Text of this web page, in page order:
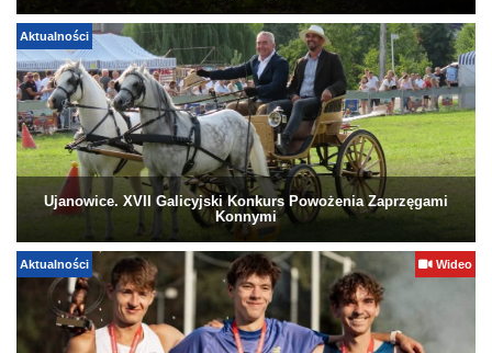
Aktualności
Ujanowice. XVII Galicyjski Konkurs Powożenia Zaprzęgami
Konnymi
Aktualności Wideo